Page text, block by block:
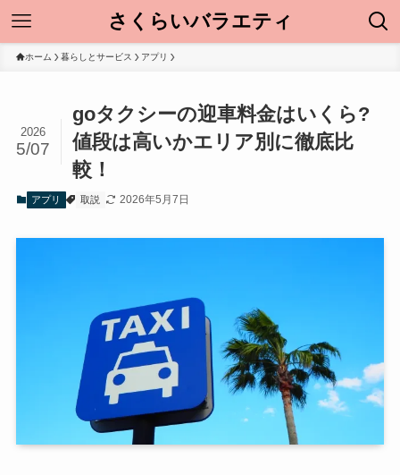
さくらいバラエティ
ホーム 暮らしとサービス アプリ
goタクシーの迎車料金はいくら?
値段は高いかエリア別に徹底比
較！
2026
5/07
アプリ 取説 2026年5月7日